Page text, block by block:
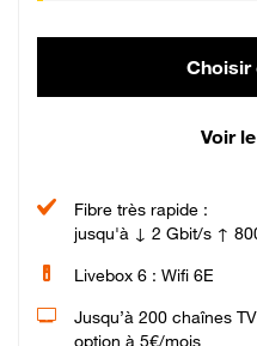
Choisir
Voir
Fibre très rapide :
jusqu'à ↓ 2 Gbit/s ↑
Livebox 6 : Wifi 6E
Jusqu’à 200 chaînes
option à 5€/mois